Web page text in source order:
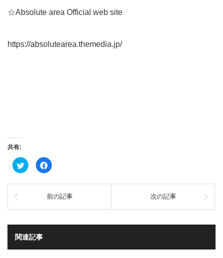
☆Absolute area Official web site
https://absolutearea.themedia.jp/
共有:
ク
リ
共
(新
い
ウ
Facebook
で
る
に
ク
ッ
前の記事 次の記事
関連記事